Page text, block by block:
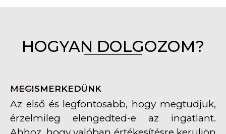
HOGYAN DOLGOZOM?
MEGISMERKEDÜNK
Az első és legfontosabb, hogy megtudjuk,
érzelmileg elengedted-e az ingatlant.